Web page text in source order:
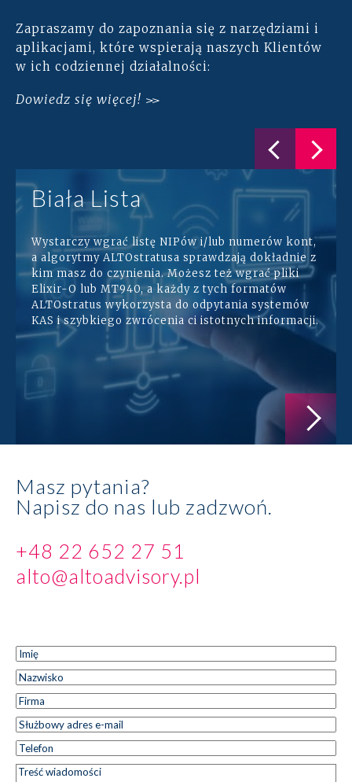
Zapraszamy do zapoznania się z narzędziami i
aplikacjami, które wspierają naszych Klientów
w ich codziennej działalności:
Dowiedz się więcej!
Biała Lista
Wystarczy wgrać listę NIPów i/lub numerów kont,
a algorytmy ALTOstratusa sprawdzają dokładnie z
kim masz do czynienia. Możesz też wgrać pliki
Elixir-O lub MT940, a każdy z tych formatów
ALTOstratus wykorzysta do odpytania systemów
KAS i szybkiego zwrócenia ci istotnych informacji.
Masz pytania?
Napisz do nas lub zadzwoń.
+48 22 652 27 51
alto@altoadvisory.pl
Imię*
Imię
Nazwisko
Nazwisko
Firma
Służbowy
adres e-
mail
*
Telefon
Treść
*